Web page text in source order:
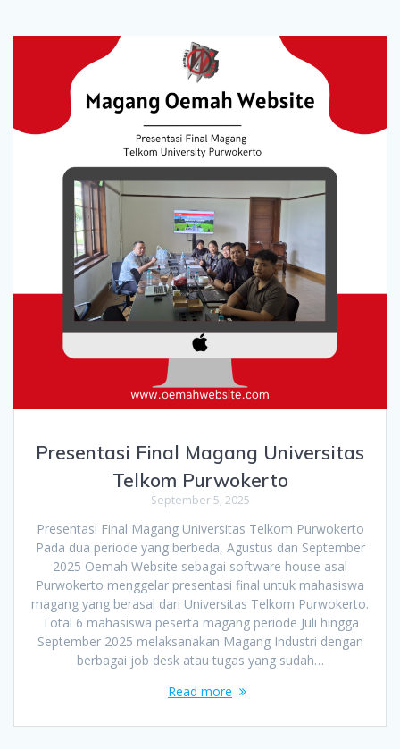
Presentasi Final Magang Universitas
Telkom Purwokerto
September 5, 2025
Presentasi Final Magang Universitas Telkom Purwokerto
Pada dua periode yang berbeda, Agustus dan September
2025 Oemah Website sebagai software house asal
Purwokerto menggelar presentasi final untuk mahasiswa
magang yang berasal dari Universitas Telkom Purwokerto.
Total 6 mahasiswa peserta magang periode Juli hingga
September 2025 melaksanakan Magang Industri dengan
berbagai job desk atau tugas yang sudah…
Read more